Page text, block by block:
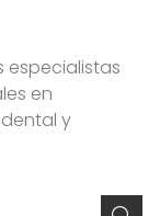
especialistas
en
y